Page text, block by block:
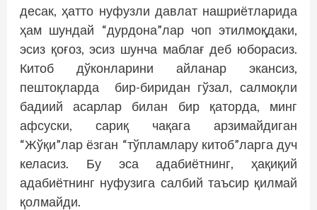
десак, ҳатто нуфузли давлат нашриётларида
ҳам шундай “дурдона”лар чоп этилмоқдаки,
эсиз қоғоз, эсиз шунча маблағ деб юборасиз.
Китоб дўконларини айланар экансиз,
пештоқларда бир-биридан гўзал, салмоқли
бадиий асарлар билан бир қаторда, минг
афсуски, сариқ чақага арзимайдиган
“Жўқи”лар ёзган “тўпламлару китоб”ларга дуч
келасиз. Бу эса адабиётнинг, ҳақиқий
адабиётнинг нуфузига салбий таъсир қилмай
қолмайди.